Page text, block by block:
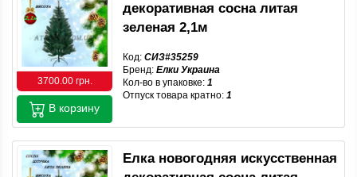
3700.00 грн.
декоративная сосна литая
зеленая 2,1м
Код: СИЗ#35259
Бренд: Елки Украина
Кол-во в упаковке: 1
Отпуск товара кратно: 1
В корзину
Елка новогодняя искусственная